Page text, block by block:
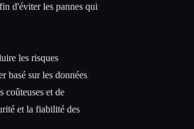
d'éviter les pannes qui
les risques
basé sur les données
coûteuses et de
et la fiabilité des